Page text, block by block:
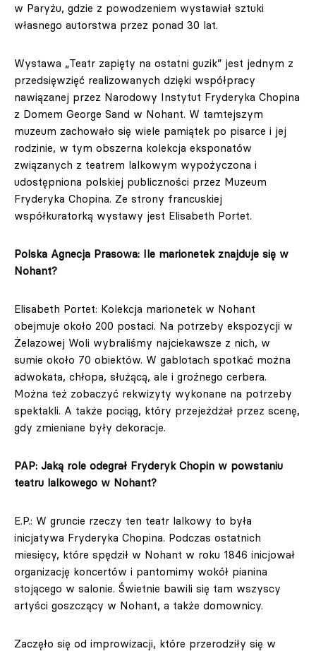
w Paryżu, gdzie z powodzeniem wystawiał sztuki
własnego autorstwa przez ponad 30 lat.
Wystawa „Teatr zapięty na ostatni guzik” jest jednym z
przedsięwzięć realizowanych dzięki współpracy
nawiązanej przez Narodowy Instytut Fryderyka Chopina
z Domem George Sand w Nohant. W tamtejszym
muzeum zachowało się wiele pamiątek po pisarce i jej
rodzinie, w tym obszerna kolekcja eksponatów
związanych z teatrem lalkowym wypożyczona i
udostępniona polskiej publiczności przez Muzeum
Fryderyka Chopina. Ze strony francuskiej
współkuratorką wystawy jest Elisabeth Portet.
Polska Agnecja Prasowa: Ile marionetek znajduje się w
Nohant?
Elisabeth Portet: Kolekcja marionetek w Nohant
obejmuje około 200 postaci. Na potrzeby ekspozycji w
Żelazowej Woli wybraliśmy najciekawsze z nich, w
sumie około 70 obiektów. W gablotach spotkać można
adwokata, chłopa, służącą, ale i groźnego cerbera.
Można też zobaczyć rekwizyty wykonane na potrzeby
spektakli. A także pociąg, który przejeżdżał przez scenę,
gdy zmieniane były dekoracje.
PAP: Jaką role odegrał Fryderyk Chopin w powstaniu
teatru lalkowego w Nohant?
E.P.: W gruncie rzeczy ten teatr lalkowy to była
inicjatywa Fryderyka Chopina. Podczas ostatnich
miesięcy, które spędził w Nohant w roku 1846 inicjował
organizację koncertów i pantomimy wokół pianina
stojącego w salonie. Świetnie bawili się tam wszyscy
artyści goszczący w Nohant, a także domownicy.
Zaczęło się od improwizacji, które przerodziły się w